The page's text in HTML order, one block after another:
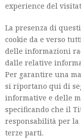
experience del
La presenza di
cookie da e verso
delle informazioni
dalle relative
Per garantire una
si riportano qui di
informative e delle
specificando che il
responsabilità per la
terze parti.